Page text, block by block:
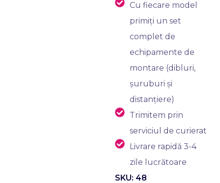
Cu fiecare model
primiți un set
complet de
echipamente de
montare (dibluri,
șuruburi și
distanțiere)
Trimitem prin
serviciul de curierat
Livrare rapidă 3-4
zile lucrătoare
SKU: 48